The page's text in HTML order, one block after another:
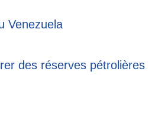
Venezuela
des réserves pétrolières